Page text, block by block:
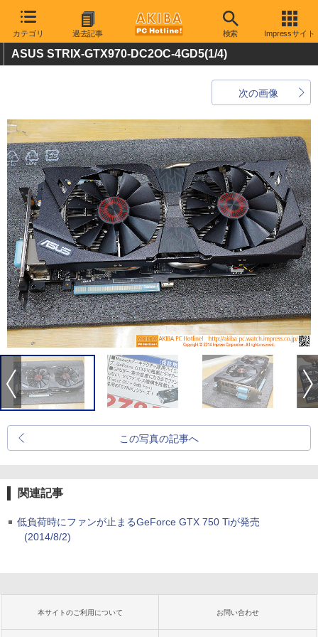
カテゴリ 過去記事 検索 Impressサイト
ASUS STRIX-GTX970-DC2OC-4GD5(1/4)
次の画像
この写真の記事へ
関連記事
低負荷時にファンが止まるGeForce GTX 750 Tiが発売
(2014/8/2)
本サイトのご利用について お問い合わせ